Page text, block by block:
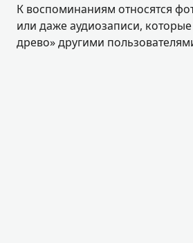
К воспоминаниям относятся
или даже аудиозаписи,
древо» другими